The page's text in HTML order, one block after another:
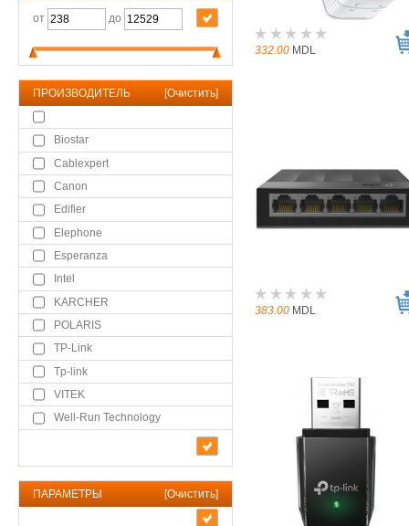
от до
ПРОИЗВОДИТЕЛЬ [Очистить]
Biostar
Cablexpert
Canon
Edifier
Elephone
Esperanza
Intel
KARCHER
POLARIS
TP-Link
Tp-link
VITEK
Well-Run Technology
ПАРАМЕТРЫ [Очистить]
332.00 MDL
383.00 MDL